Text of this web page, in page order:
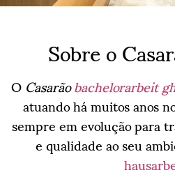
Sobre o
OCasarãobachelorarbeit
atuando há muitos anos
sempre em evolução para
e qualidade ao seu